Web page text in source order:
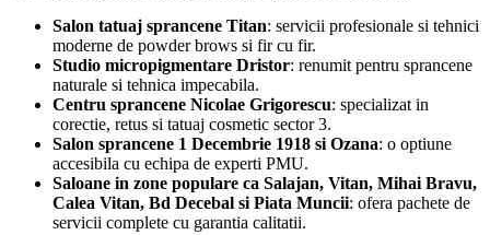
Salon tatuaj sprancene Titan: servicii profesionale si tehnici
moderne de powder brows si fir cu fir.
Studio micropigmentare Dristor: renumit pentru sprancene
naturale si tehnica impecabila.
Centru sprancene Nicolae Grigorescu: specializat in
corectie, retus si tatuaj cosmetic sector 3.
Salon sprancene 1 Decembrie 1918 si Ozana: o optiune
accesibila cu echipa de experti PMU.
Saloane in zone populare ca Salajan, Vitan, Mihai Bravu,
Calea Vitan, Bd Decebal si Piata Muncii: ofera pachete de
servicii complete cu garantia calitatii.